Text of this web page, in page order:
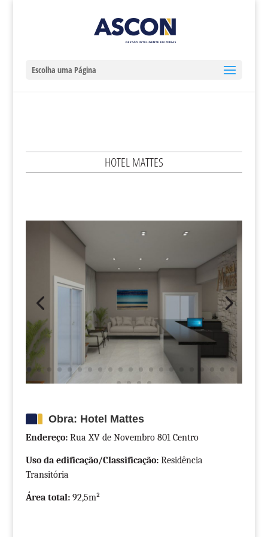
Escolha uma Página
HOTEL MATTES
Obra: Hotel Mattes
Endereço:Rua XV de Novembro 801 Centro
Uso da edificação/Classificação:Residência
Transitória
Área total: 92,5m²